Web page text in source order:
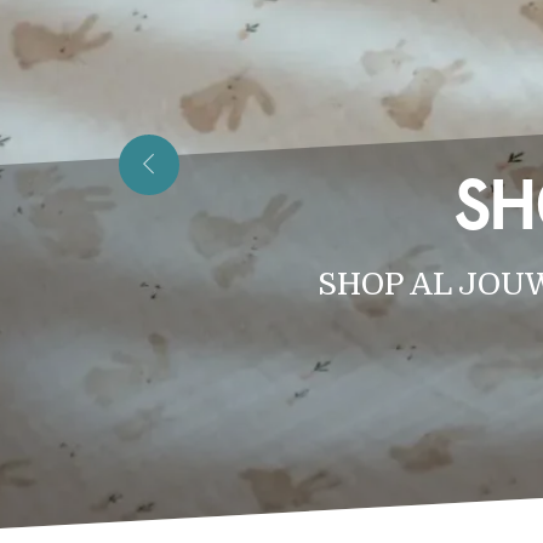
SHOP AL